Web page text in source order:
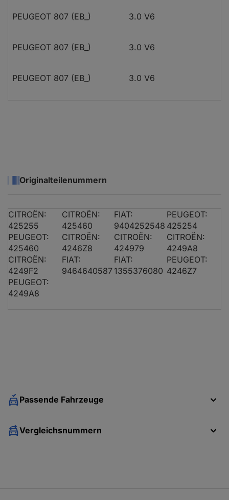
PEUGEOT 807 (EB_) 3.0 V6
PEUGEOT 807 (EB_) 3.0 V6
PEUGEOT 807 (EB_) 3.0 V6
Originalteilenummern
CITROËN:
425255
CITROËN:
425460
FIAT:
9404252548
PEUGEOT:
425254
PEUGEOT:
425460
CITROËN:
4246Z8
CITROËN:
424979
CITROËN:
4249A8
CITROËN:
4249F2
FIAT:
9464640587
FIAT:
1355376080
PEUGEOT:
4246Z7
PEUGEOT:
4249A8
Passende Fahrzeuge
Vergleichsnummern